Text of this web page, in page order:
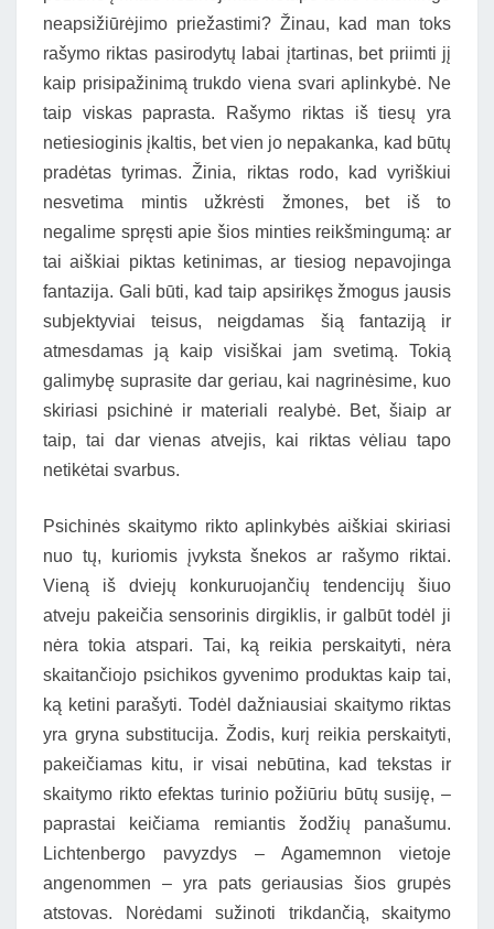
neapsižiūrėjimo priežastimi? Žinau, kad man toks
rašymo riktas pasirodytų labai įtartinas, bet priimti jį
kaip prisipažinimą trukdo viena svari aplinkybė. Ne
taip viskas paprasta. Rašymo riktas iš tiesų yra
netiesioginis įkaltis, bet vien jo nepakanka, kad būtų
pradėtas tyrimas. Žinia, riktas rodo, kad vyriškiui
nesvetima mintis užkrėsti žmones, bet iš to
negalime spręsti apie šios minties reikšmingumą: ar
tai aiškiai piktas ketinimas, ar tiesiog nepavojinga
fantazija. Gali būti, kad taip apsirikęs žmogus jausis
subjektyviai teisus, neigdamas šią fantaziją ir
atmesdamas ją kaip visiškai jam svetimą. Tokią
galimybę suprasite dar geriau, kai nagrinėsime, kuo
skiriasi psichinė ir materiali realybė. Bet, šiaip ar
taip, tai dar vienas atvejis, kai riktas vėliau tapo
netikėtai svarbus.
Psichinės skaitymo rikto aplinkybės aiškiai skiriasi
nuo tų, kuriomis įvyksta šnekos ar rašymo riktai.
Vieną iš dviejų konkuruojančių tendencijų šiuo
atveju pakeičia sensorinis dirgiklis, ir galbūt todėl ji
nėra tokia atspari. Tai, ką reikia perskaityti, nėra
skaitančiojo psichikos gyvenimo produktas kaip tai,
ką ketini parašyti. Todėl dažniausiai skaitymo riktas
yra gryna substitucija. Žodis, kurį reikia perskaityti,
pakeičiamas kitu, ir visai nebūtina, kad tekstas ir
skaitymo rikto efektas turinio požiūriu būtų susiję, –
paprastai keičiama remiantis žodžių panašumu.
Lichtenbergo pavyzdys – Agamemnon vietoje
angenommen – yra pats geriausias šios grupės
atstovas. Norėdami sužinoti trikdančią, skaitymo